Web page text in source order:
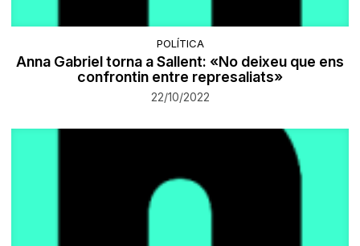
POLÍTICA
Anna Gabriel torna a Sallent: «No deixeu que ens
confrontin entre represaliats»
22/10/2022